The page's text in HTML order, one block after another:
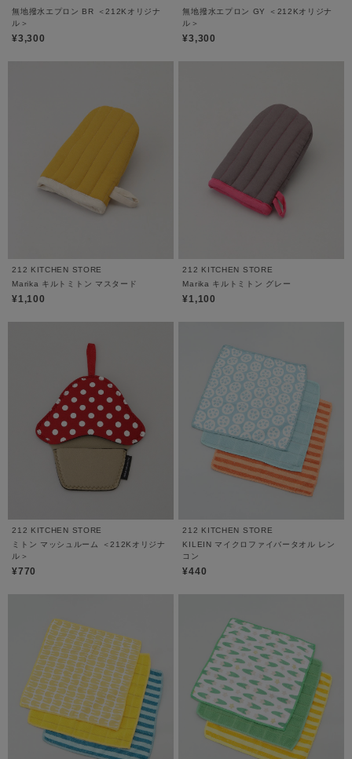
無地撥水エプロン BR ＜212Kオリジナ
ル＞
¥3,300
無地撥水エプロン GY ＜212Kオリジナ
ル＞
¥3,300
212 KITCHEN STORE
Marika キルトミトン マスタード
¥1,100
212 KITCHEN STORE
Marika キルトミトン グレー
¥1,100
212 KITCHEN STORE
ミトン マッシュルーム ＜212Kオリジナ
ル＞
¥770
212 KITCHEN STORE
KILEIN マイクロファイバータオル レン
コン
¥440